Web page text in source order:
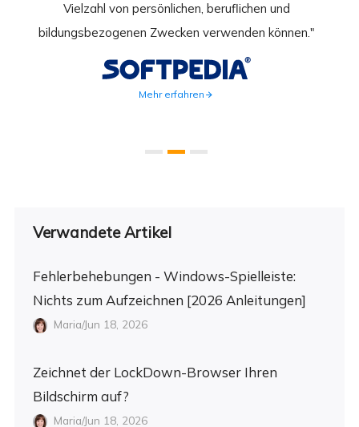
Vielzahl von persönlichen, beruflichen und
bildungsbezogenen Zwecken verwenden können."
Mehr erfahren
Verwandete Artikel
Fehlerbehebungen - Windows-Spielleiste:
Nichts zum Aufzeichnen [2026 Anleitungen]
Maria/Jun 18, 2026
Zeichnet der LockDown-Browser Ihren
Bildschirm auf?
Maria/Jun 18, 2026